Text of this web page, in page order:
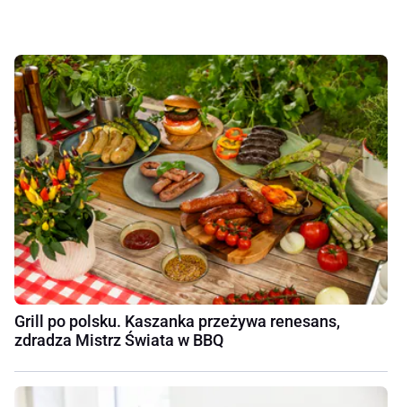
Grill po polsku. Kaszanka przeżywa renesans,
zdradza Mistrz Świata w BBQ